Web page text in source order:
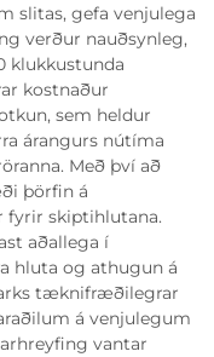
slitas, gefa venjulega
verður nauðsynleg,
klukkustunda
kostnaður
sem heldur
árangurs nútíma
Með því að
þörfin á
fyrir skiptihlutana.
aðallega í
hluta og athugun á
tæknifræðilegrar
á venjulegum
vantar